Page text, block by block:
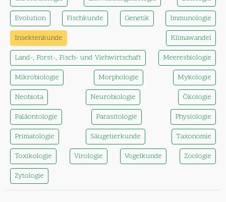
Evolution Fischkunde Genetik Immunologie
Insektenkunde Klimawandel
Land-, Forst-, Fisch- und Viehwirtschaft Meeresbiologie
Mikrobiologie Morphologie Mykologie
Neobiota Neurobiologie Ökologie
Paläontologie Parasitologie Physiologie
Primatologie Säugetierkunde Taxonomie
Toxikologie Virologie Vogelkunde Zoologie
Zytologie